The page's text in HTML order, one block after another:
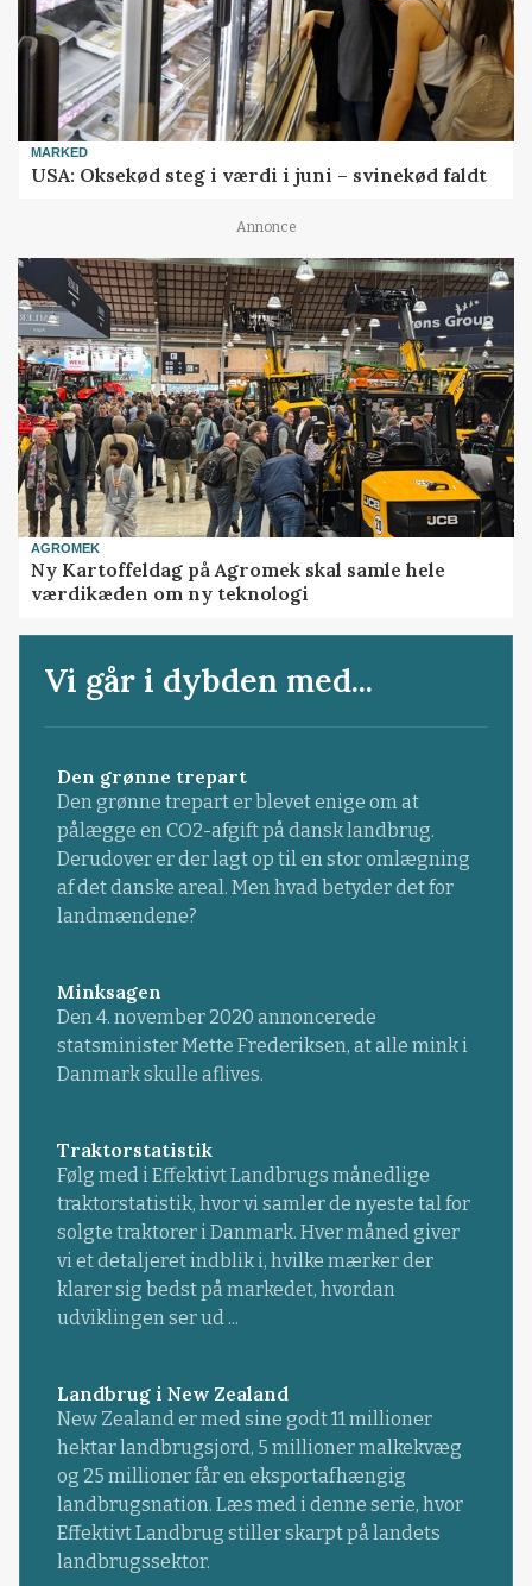
MARKED
USA: Oksekød steg i værdi i juni – svinekød faldt
Annonce
AGROMEK
Ny Kartoffeldag på Agromek skal samle hele
værdikæden om ny teknologi
Vi går i dybden med...
Den grønne trepart
Den grønne trepart er blevet enige om at
pålægge en CO2-afgift på dansk landbrug.
Derudover er der lagt op til en stor omlægning
af det danske areal. Men hvad betyder det for
landmændene?
Minksagen
Den 4. november 2020 annoncerede
statsminister Mette Frederiksen, at alle mink i
Danmark skulle aflives.
Traktorstatistik
Følg med i Effektivt Landbrugs månedlige
traktorstatistik, hvor vi samler de nyeste tal for
solgte traktorer i Danmark. Hver måned giver
vi et detaljeret indblik i, hvilke mærker der
klarer sig bedst på markedet, hvordan
udviklingen ser ud ...
Landbrug i New Zealand
New Zealand er med sine godt 11 millioner
hektar landbrugsjord, 5 millioner malkekvæg
og 25 millioner får en eksportafhængig
landbrugsnation. Læs med i denne serie, hvor
Effektivt Landbrug stiller skarpt på landets
landbrugssektor.